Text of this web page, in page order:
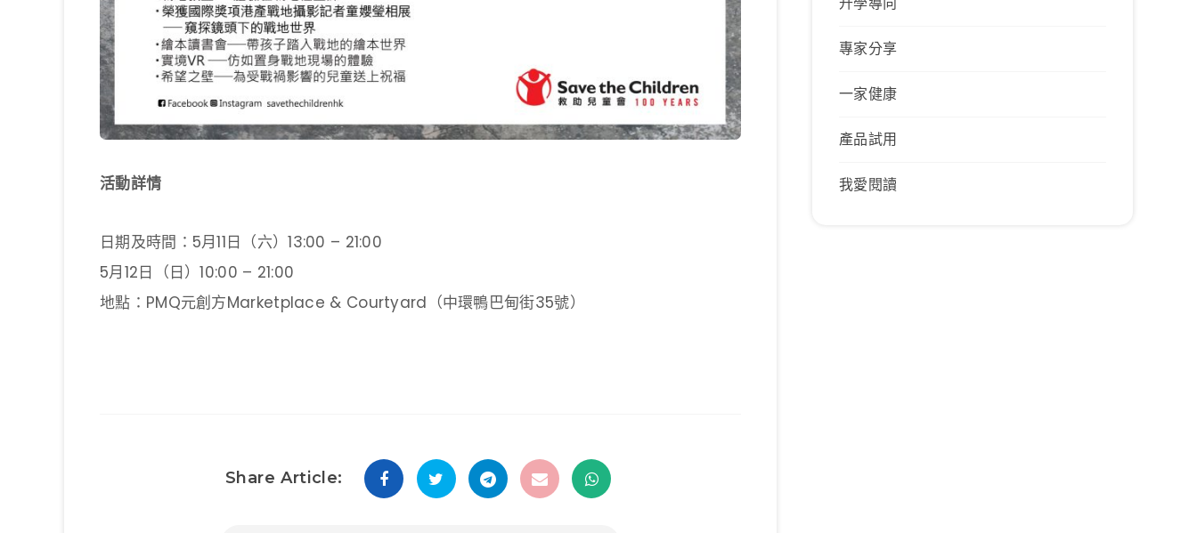
活動詳情
日期及時間：5月11日（六）13:00 – 21:00
5月12日（日）10:00 – 21:00
地點：PMQ元創方Marketplace & Courtyard（中環鴨巴甸街35號）
Share Article:
專家分享
一家健康
產品試用
我愛閱讀